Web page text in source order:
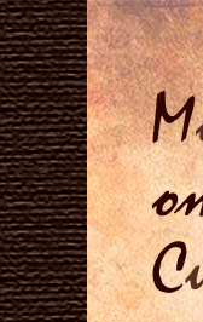
М
С